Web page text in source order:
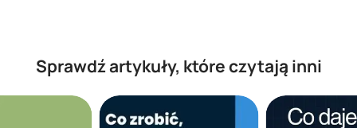
Sprawdź artykuły, które czytają inni